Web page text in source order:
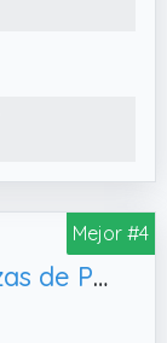
Mejor #4
Italian Design - Lavacabezas de Peluquería Profesional Robbin - Diseño Moderno y Funcional - Asiento Ergonómico y Acolchado, Cuba Basculante de Cerámica y Estructura Robusta - Color Negro